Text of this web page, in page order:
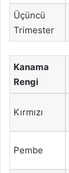
Üçüncü
Trimester
Kanama
Rengi
Kırmızı
Pembe